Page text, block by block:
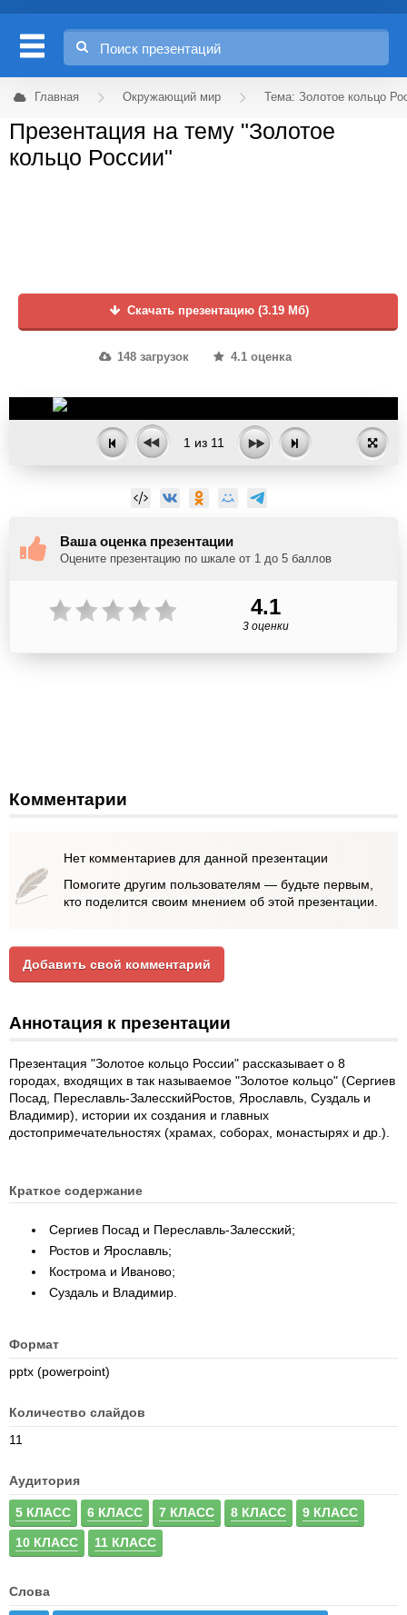
Главная Окружающий мир Тема: Золотое кольцо
Презентация на тему "Золотое
кольцо России"
Скачать презентацию (3.19 Мб)
148 загрузок 4.1 оценка
1 из 11
Ваша оценка презентации
Оцените презентацию по шкале от 1 до 5 баллов
4.1
3 оценки
Комментарии
Нет комментариев для данной презентации
Помогите другим пользователям — будьте первым,
кто поделится своим мнением об этой презентации.
Добавить свой комментарий
Аннотация к презентации
Презентация "Золотое кольцо России" рассказывает о 8
городах, входящих в так называемое "Золотое кольцо" (Сергиев
Посад, Переславль-ЗалесскийРостов, Ярославль, Суздаль и
Владимир), истории их создания и главных
достопримечательностях (храмах, соборах, монастырях и др.).
Краткое содержание
Сергиев Посад и Переславль-Залесский;
Ростов и Ярославль;
Кострома и Иваново;
Суздаль и Владимир.
Формат
pptx (powerpoint)
Количество слайдов
11
Аудитория
5 КЛАСС 6 КЛАСС 7 КЛАСС 8 КЛАСС 9 КЛАСС
10 КЛАСС 11 КЛАСС
Слова